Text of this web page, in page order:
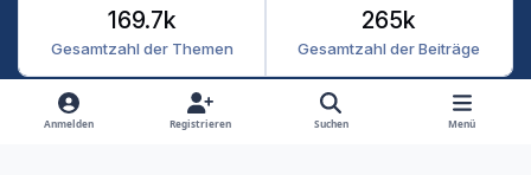
Gesamtzahl der Themen
169.7k
Gesamtzahl der Beiträge
265k
Heller Modus
Dunkler Modus
Systemeinstellung
Anmelden Registrieren Suchen Menü